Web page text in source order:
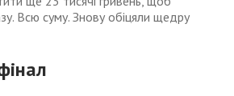
Всю суму. Знову обіцяли щедру